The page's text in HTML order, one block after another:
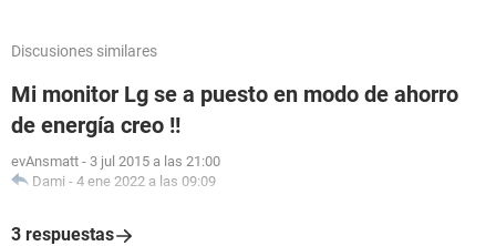
Discusiones similares
Mi monitor Lg se a puesto en modo de ahorro
de energía creo !!
evAnsmatt - 3 jul 2015 a las 21:00
Dami - 4 ene 2022 a las 09:09
3 respuestas